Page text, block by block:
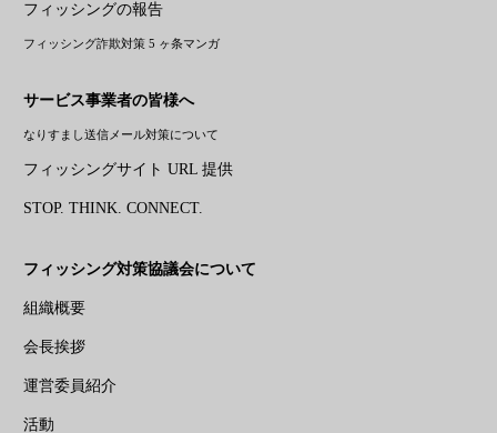
フィッシングの報告
フィッシング詐欺対策 5 ヶ条マンガ
サービス事業者の皆様へ
なりすまし送信メール対策について
フィッシングサイト URL 提供
STOP. THINK. CONNECT.
フィッシング対策協議会について
組織概要
会長挨拶
運営委員紹介
活動